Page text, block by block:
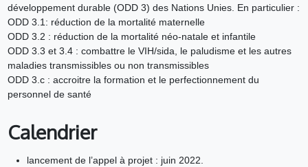
développement durable (ODD 3) des Nations Unies. En particulier :
ODD 3.1: réduction de la mortalité maternelle
ODD 3.2 : réduction de la mortalité néo-natale et infantile
ODD 3.3 et 3.4 : combattre le VIH/sida, le paludisme et les autres
maladies transmissibles ou non transmissibles
ODD 3.c : accroitre la formation et le perfectionnement du
personnel de santé
Calendrier
lancement de l’appel à projet : juin 2022.